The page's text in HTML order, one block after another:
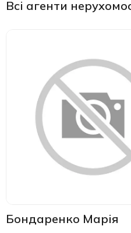
Всі агенти
Бондаренко Марія